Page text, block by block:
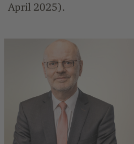
April 2025).